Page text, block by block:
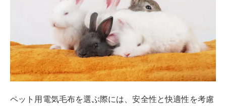
ペット用電気毛布を選ぶ際には、安全性と快適性を考慮